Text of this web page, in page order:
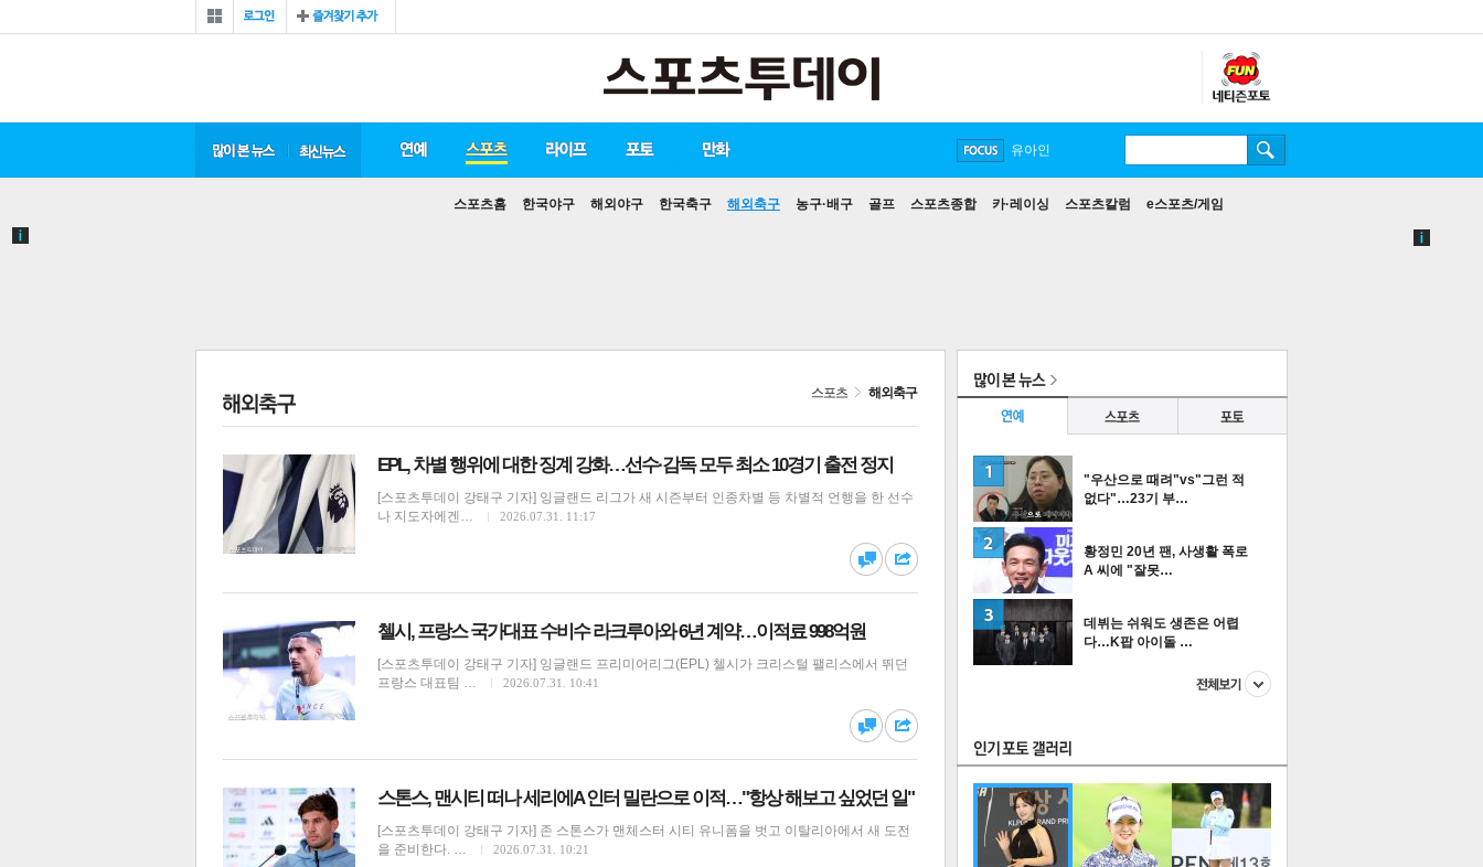
많이 본 뉴스 최신 뉴스 연예 스포츠
스포츠홈 한국야구 해외야구 한국축구 해외축구 농구·배구 골프 스포츠종합 카·레이싱 스포츠칼럼 e스포츠/게임
라이프 포토
만화
방탄소년단
손흥민
유아인
스포츠 해외축구
EPL, 차별 행위에 대한 징계 강화…선수·감독 모두 최소 10경기 출전 정지
[스포츠투데이 강태구 기자] 잉글랜드 리그가 새 시즌부터 인종차별 등 차별적 언행을 한 선수
나 지도자에겐…
2026.07.31. 11:17
첼시, 프랑스 국가대표 수비수 라크루아와 6년 계약…이적료 998억원
[스포츠투데이 강태구 기자] 잉글랜드 프리미어리그(EPL) 첼시가 크리스털 팰리스에서 뛰던
프랑스 대표팀 …
2026.07.31. 10:41
스톤스, 맨시티 떠나 세리에A 인터 밀란으로 이적…"항상 해보고 싶었던 일"
[스포츠투데이 강태구 기자] 존 스톤스가 맨체스터 시티 유니폼을 벗고 이탈리아에서 새 도전
을 준비한다. …
2026.07.31. 10:21
"우산으로 때려"vs"그런 적
없다"…23기 부…
황정민 20년 팬, 사생활 폭로
A 씨에 "잘못…
데뷔는 쉬워도 생존은 어렵
다…K팝 아이돌 …